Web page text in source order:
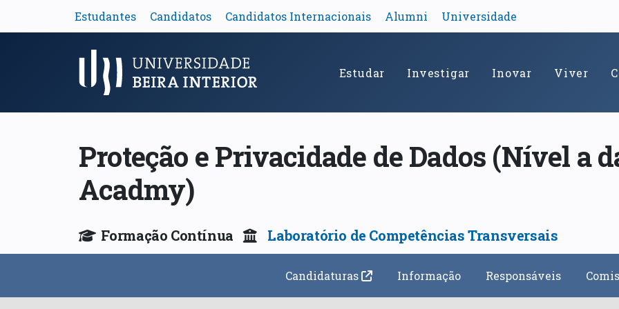
Estudantes Candidatos Candidatos Internacionais Alumni Universidade
Menu Principal Estudar Investigar Inovar Viver
Proteção e Privacidade de Dados (Nível a
Acadmy)
Formação Contínua Laboratório de Competências Transversais
Candidaturas Informação Responsáveis